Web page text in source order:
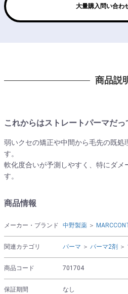
大量購入問い合わ
商品説
これからはストレートパーマだっ
弱いクセの矯正や中間から毛先の既処
す。
軟化度合いが予測しやすく、特にダメ
す。
商品情報
メーカー・ブランド 中野製薬 ＞
関連カテゴリ パーマ ＞ パーマ2剤 ＞
商品コード 701704
保証期間 なし